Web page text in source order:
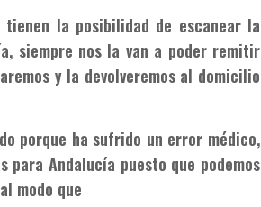
la posibilidad de escanear la
siempre nos la van a poder remitir
y la devolveremos al domicilio
porque ha sufrido un error médico,
para Andalucía puesto que podemos
modo que